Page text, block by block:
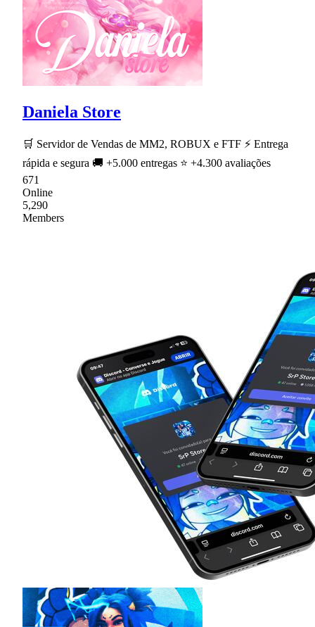
Daniela Store
🛒 Servidor de Vendas de MM2, ROBUX e FTF ⚡ Entrega
rápida e segura 🚚 +5.000 entregas ⭐ +4.300 avaliações
671
Online
5,290
Members